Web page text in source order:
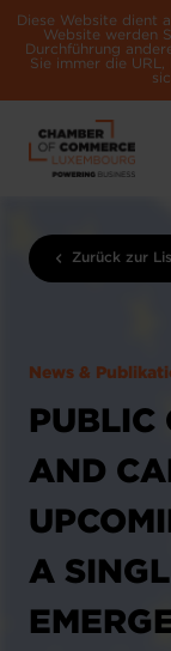
Diese Website dient
Website werden
Durchführung
Sie immer die
Zurück zur
News &
PUBLIC
AND
A